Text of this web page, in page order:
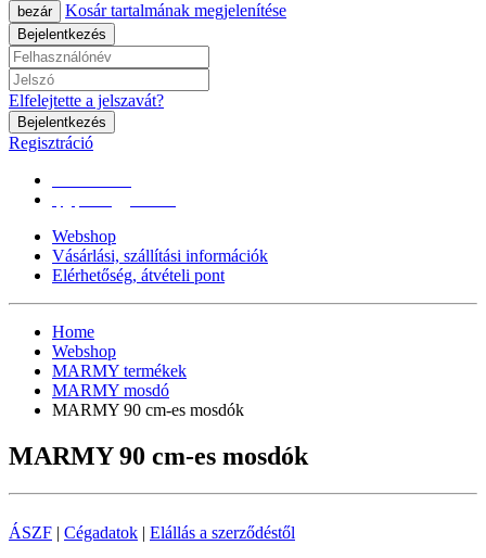
bezár Kosár tartalmának megjelenítése
Bejelentkezés
Elfelejtette a jelszavát?
Bejelentkezés
Regisztráció
Webshop
Vásárlási, szállítási információk
Elérhetőség, átvételi pont
Home
Webshop
MARMY termékek
MARMY mosdó
MARMY 90 cm-es mosdók
MARMY 90 cm-es mosdók
ÁSZF | Cégadatok | Elállás a szerződéstől